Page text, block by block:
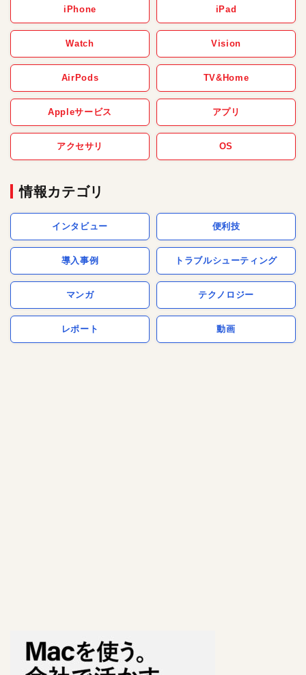
iPhone iPad
Watch Vision
AirPods TV&Home
Appleサービス アプリ
アクセサリ OS
情報カテゴリ
インタビュー 便利技
導入事例 トラブルシューティング
マンガ テクノロジー
レポート 動画